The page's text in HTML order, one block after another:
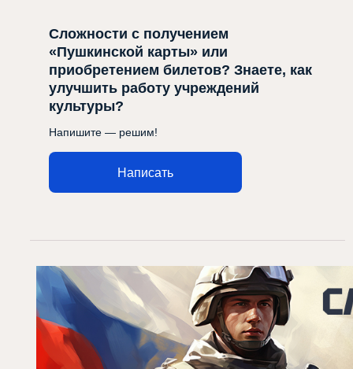
Сложности с получением
«Пушкинской карты» или
приобретением билетов? Знаете, как
улучшить работу учреждений
культуры?
Напишите — решим!
Написать